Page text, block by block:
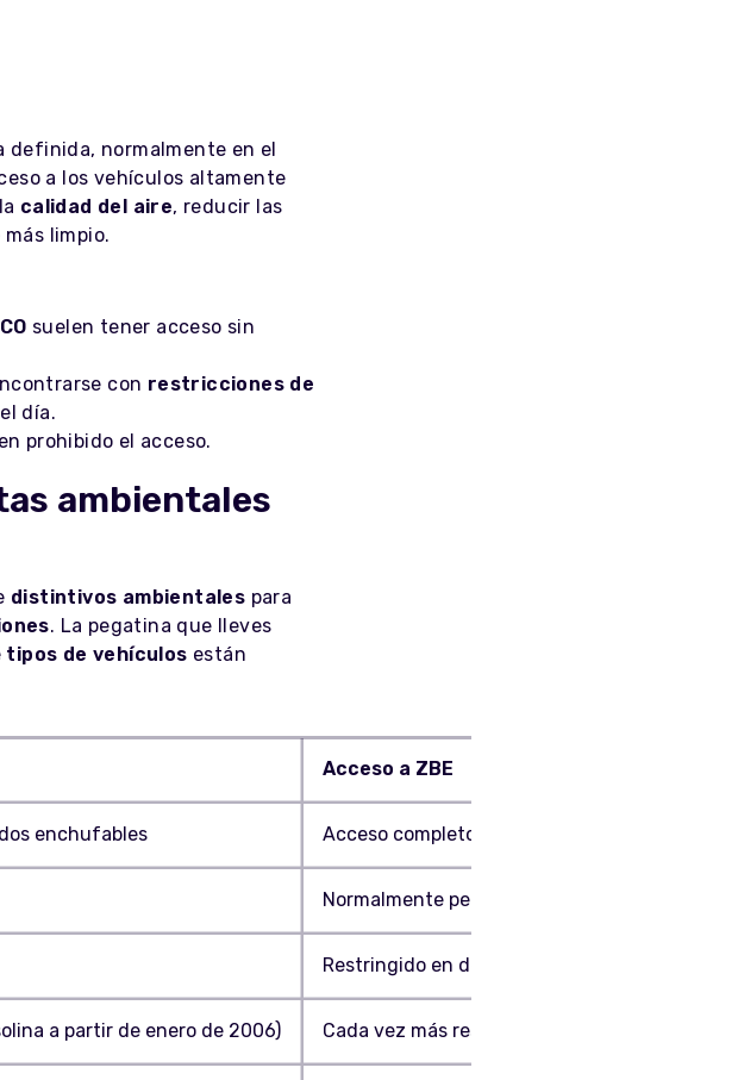
definida, normalmente en el
a los vehículos altamente
calidad del aire, reducir las
limpio.
suelen tener acceso sin
con restricciones de
día.
prohibido el acceso.
ambientales
distintivos ambientales para
. La pegatina que lleves
tipos de vehículos están
Acceso a ZBE
enchufables Acceso completo a todas las ZBE
Normalmente permitido, con algunas
Restringido en determinadas ZBE; consulta
a partir de enero de 2006) Cada vez más restringido